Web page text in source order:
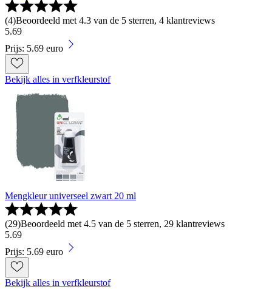
(4)Beoordeeld met 4.3 van de 5 sterren, 4 klantreviews
5.69
Prijs: 5.69 euro
Bekijk alles in verfkleurstof
Mengkleur universeel zwart 20 ml
(29)Beoordeeld met 4.5 van de 5 sterren, 29 klantreviews
5.69
Prijs: 5.69 euro
Bekijk alles in verfkleurstof